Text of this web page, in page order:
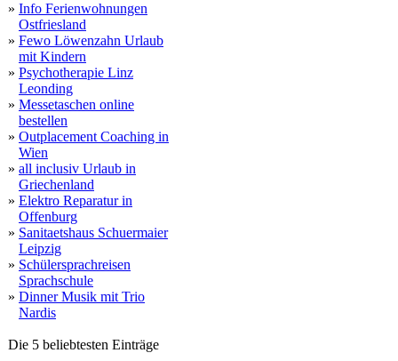
» Info Ferienwohnungen
Ostfriesland
» Fewo Löwenzahn Urlaub
mit Kindern
» Psychotherapie Linz
Leonding
» Messetaschen online
bestellen
» Outplacement Coaching in
Wien
» all inclusiv Urlaub in
Griechenland
» Elektro Reparatur in
Offenburg
» Sanitaetshaus Schuermaier
Leipzig
» Schülersprachreisen
Sprachschule
» Dinner Musik mit Trio
Nardis
Die 5 beliebtesten Einträge